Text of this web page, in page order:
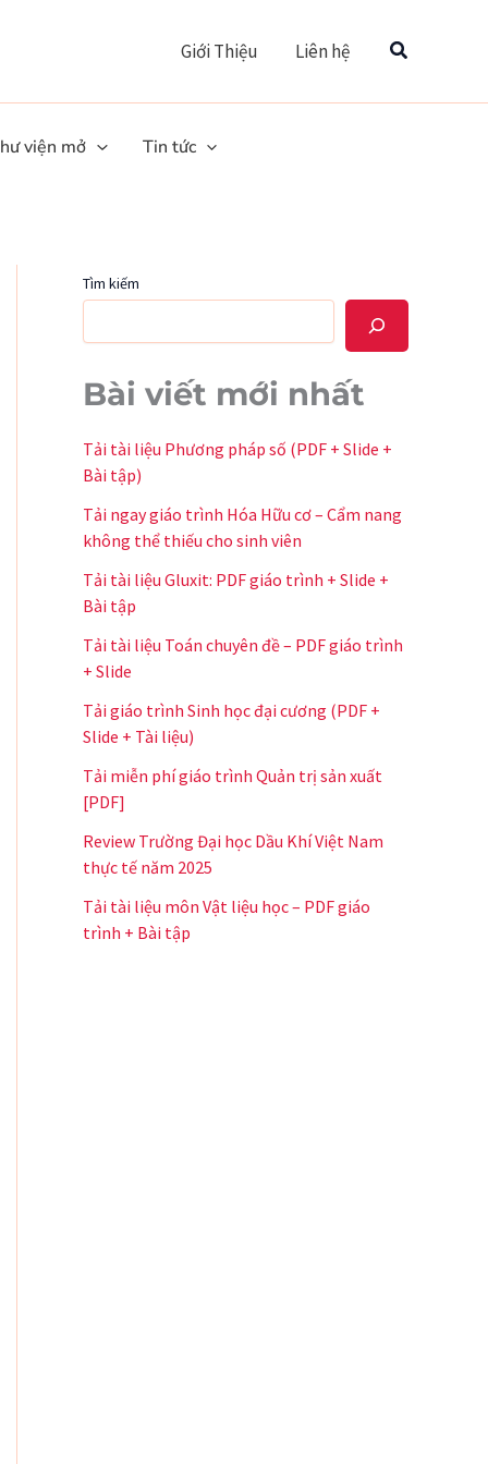
Giới Thiệu Liên hệ Tìm
viện mở Tin tức
Tìm kiếm
Bài viết mới nhất
Tải tài liệu Phương pháp số (PDF + Slide +
Bài tập)
Tải ngay giáo trình Hóa Hữu cơ – Cẩm nang
không thể thiếu cho sinh viên
Tải tài liệu Gluxit: PDF giáo trình + Slide +
Bài tập
Tải tài liệu Toán chuyên đề – PDF giáo trình
+ Slide
Tải giáo trình Sinh học đại cương (PDF +
Slide + Tài liệu)
Tải miễn phí giáo trình Quản trị sản xuất
[PDF]
Review Trường Đại học Dầu Khí Việt Nam
thực tế năm 2025
Tải tài liệu môn Vật liệu học – PDF giáo
trình + Bài tập